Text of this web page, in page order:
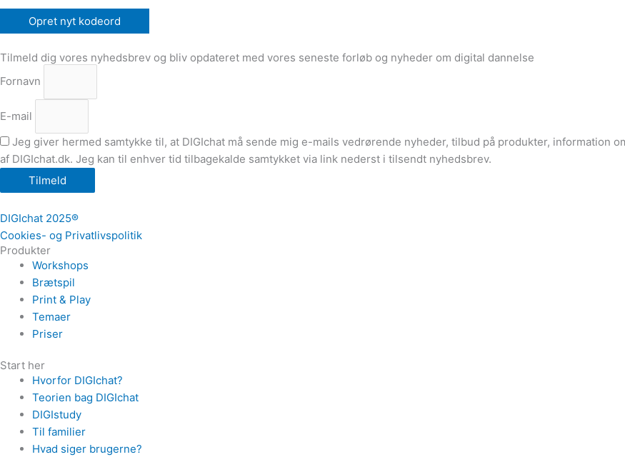
Tilmeld dig vores nyhedsbrev og bliv opdateret med vores seneste forløb og nyheder om digital dannelse
Fornavn
E-mail
Jeg giver hermed samtykke til, at DIGIchat må sende mig e-mails vedrørende nyheder, tilbud på produkter, information
af DIGIchat.dk. Jeg kan til enhver tid tilbagekalde samtykket via link nederst i tilsendt nyhedsbrev.
Tilmeld
DIGIchat 2025®
Cookies- og Privatlivspolitik
Produkter
Workshops
Brætspil
Print & Play
Temaer
Priser
Start her
Hvorfor DIGIchat?
Teorien bag DIGIchat
DIGIstudy
Til familier
Hvad siger brugerne?